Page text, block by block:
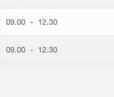
09.00 - 12.30
09.00 - 12.30